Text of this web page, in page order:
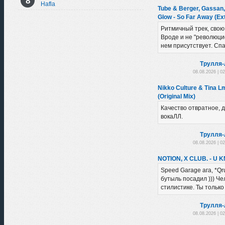
Hafla
Tube & Berger,
Glow - So Far Away
Ритмичный трек,
Вроде и не
нем присутствует.
08.08.2026 |
Nikko Culture & Tina
(Original Mix)
Качество отвратное,
вокаЛЛ.
08.08.2026 |
NOTION, X CLUB. - U
Speed Garage ага,
бутыль посадил )))
стилистике. Ты
08.08.2026 |